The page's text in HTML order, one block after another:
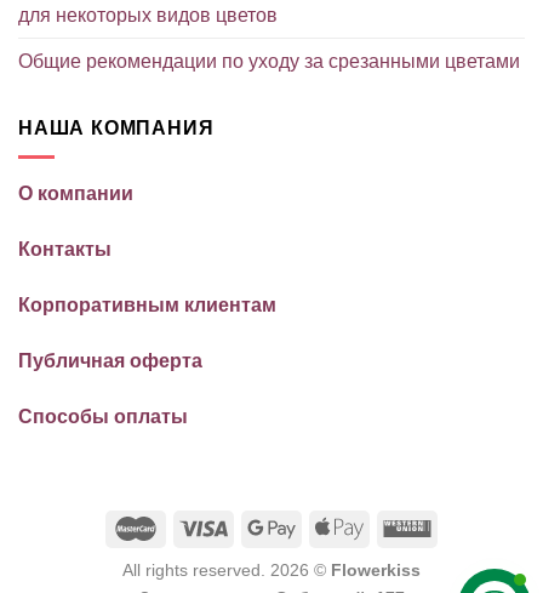
для некоторых видов цветов
Общие рекомендации по уходу за срезанными цветами
НАША КОМПАНИЯ
О компании
Контакты
Корпоративным клиентам
Публичная оферта
Способы оплаты
All rights reserved. 2026 © Flowerkiss